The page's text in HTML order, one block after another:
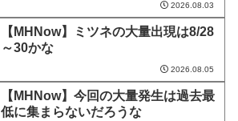
2026.08.03
【MHNow】ミツネの大量出現は8/28
～30かな
2026.08.05
【MHNow】今回の大量発生は過去最
低に集まらないだろうな